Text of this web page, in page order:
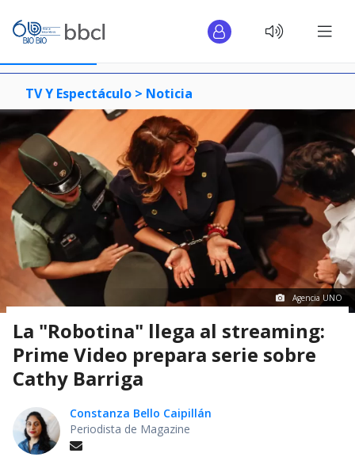
TV Y Espectáculo > Noticia
Agencia UNO
La "Robotina" llega al streaming:
Prime Video prepara serie sobre
Cathy Barriga
Constanza Bello Caipillán
Periodista de Magazine